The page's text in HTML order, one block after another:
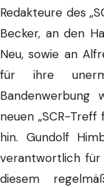
Redakteure des
Becker, an den
Neu, sowie an
für ihre
Bandenwerbung
neuen „SCR-
hin. Gundolf
verantwortlich für
diesem